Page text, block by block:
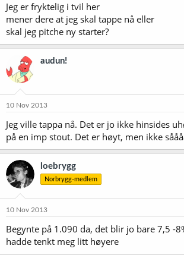
Jeg er fryktelig i tvil her
mener dere at jeg skal tappe nå eller
skal jeg pitche ny starter?
audun!
10 Nov 2013
Jeg ville tappa nå. Det er jo ikke hinsides
på en imp stout. Det er høyt, men ikke
loebrygg
Norbrygg-medlem
10 Nov 2013
Begynte på 1.090 da, det blir jo bare 7,5 -
hadde tenkt meg litt høyere